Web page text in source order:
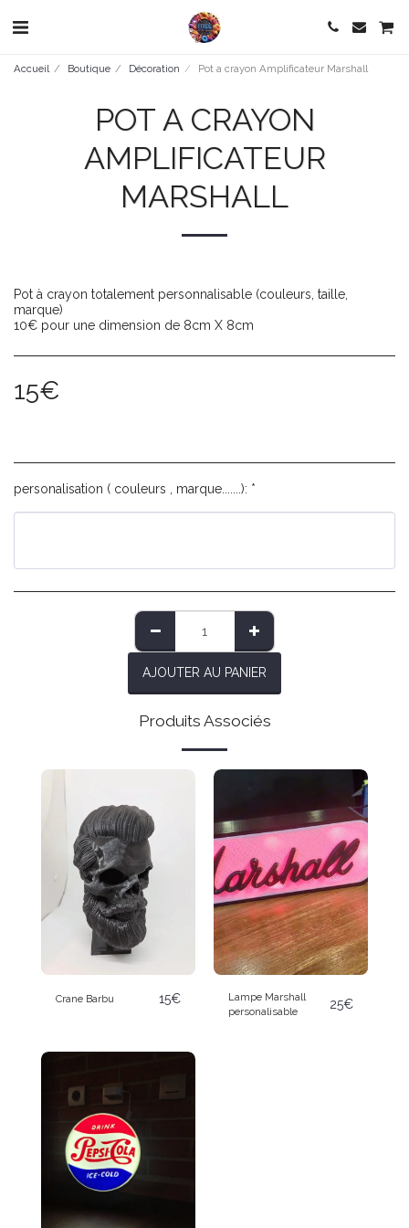
Accueil Boutique Décoration Pot a crayon Amplificateur Marshall
POT A CRAYON
AMPLIFICATEUR
MARSHALL
Pot à crayon totalement personnalisable (couleurs, taille,
marque)
10€ pour une dimension de 8cm X 8cm
15€
personalisation ( couleurs , marque.......): *
AJOUTER AU PANIER
Produits Associés
Crane Barbu 15€
Lampe Marshall
personalisable
25€